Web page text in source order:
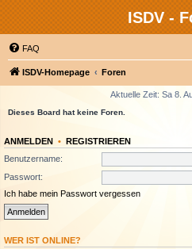
ISDV -
FAQ
ISDV-Homepage Foren
Aktuelle Zeit: Sa 8.
Dieses Board hat keine Foren.
ANMELDEN • REGISTRIEREN
Benutzername:
Passwort:
Ich habe mein Passwort vergessen
WER IST ONLINE?